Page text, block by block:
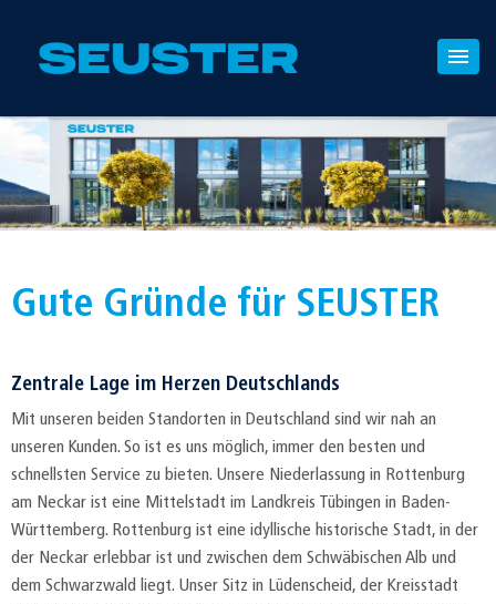
Gute Gründe für SEUSTER
Zentrale Lage im Herzen Deutschlands
Mit unseren beiden Standorten in Deutschland sind wir nah an
unseren Kunden. So ist es uns möglich, immer den besten und
schnellsten Service zu bieten. Unsere Niederlassung in Rottenburg
am Neckar ist eine Mittelstadt im Landkreis Tübingen in Baden-
Württemberg. Rottenburg ist eine idyllische historische Stadt, in der
der Neckar erlebbar ist und zwischen dem Schwäbischen Alb und
dem Schwarzwald liegt. Unser Sitz in Lüdenscheid, der Kreisstadt